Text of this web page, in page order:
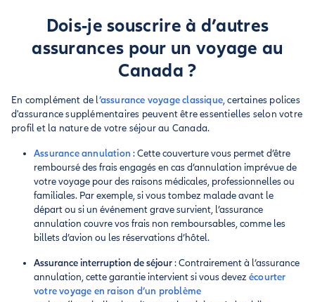
Dois-je souscrire à d’autres
assurances pour un voyage au
Canada ?
En complément de l’assurance voyage classique, certaines polices
d'assurance supplémentaires peuvent être essentielles selon votre
profil et la nature de votre séjour au Canada.
Assurance annulation : Cette couverture vous permet d’être
remboursé des frais engagés en cas d’annulation imprévue de
votre voyage pour des raisons médicales, professionnelles ou
familiales. Par exemple, si vous tombez malade avant le
départ ou si un événement grave survient, l’assurance
annulation couvre vos frais non remboursables, comme les
billets d’avion ou les réservations d’hôtel.
Assurance interruption de séjour: Contrairement à l’assurance
annulation, cette garantie intervient si vous devez écourter
votre voyage en raison d’un problème